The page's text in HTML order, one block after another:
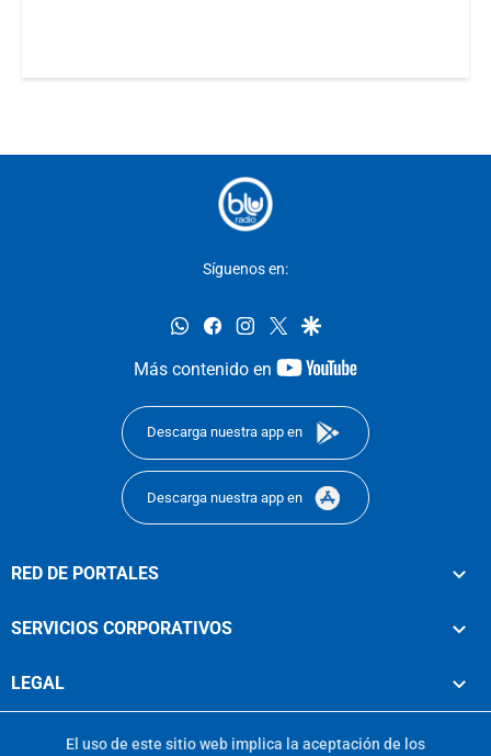
Síguenos en:
whatsappfacebookinstagram
twittergoogle
Más contenido en
youtube-
Descarga nuestra app en
Descarga nuestra app en
RED DE PORTALES
SERVICIOS CORPORATIVOS
LEGAL
El uso de este sitio web implica la aceptación de los